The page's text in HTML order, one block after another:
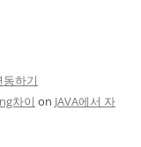
하기
차이 on JAVA에서 자